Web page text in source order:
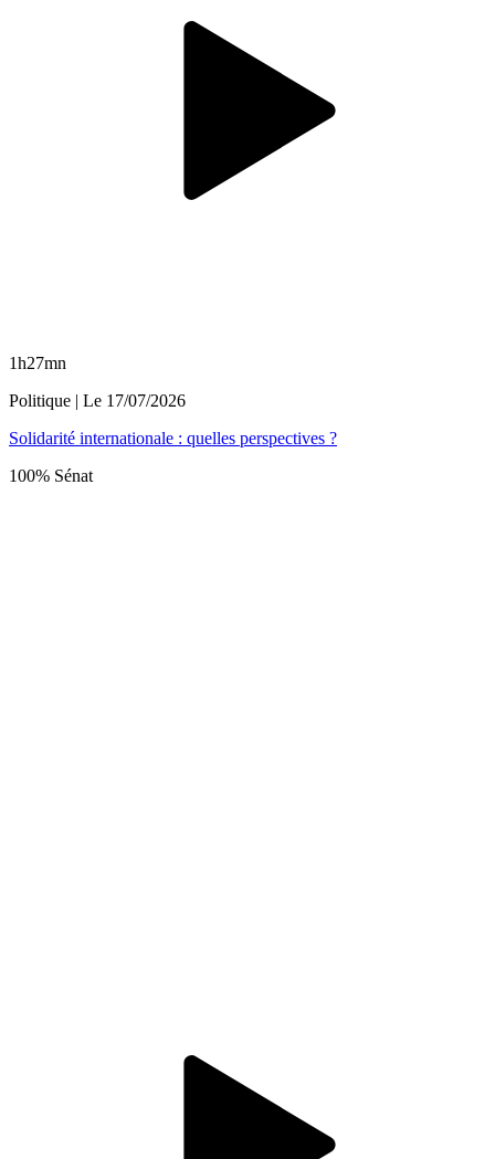
1h27mn
Politique | Le 17/07/2026
Solidarité internationale : quelles perspectives ?
100% Sénat